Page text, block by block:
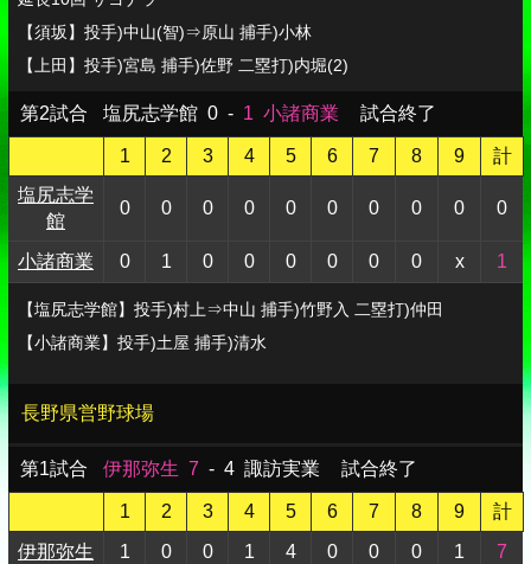
【須坂】投手)中山(智)⇒原山 捕手)小林
【上田】投手)宮島 捕手)佐野 二塁打)内堀(2)
第2試合 塩尻志学館 0 - 1 小諸商業 試合終了
1 2 3 4 5 6 7 8 9
計
塩尻志学
館
0 0 0 0 0 0 0 0 0 0
小諸商業 0 1 0 0 0 0 0 0 x 1
【塩尻志学館】投手)村上⇒中山 捕手)竹野入 二塁打)仲田
【小諸商業】投手)土屋 捕手)清水
長野県営野球場
第1試合 伊那弥生 7 - 4 諏訪実業 試合終了
1 2 3 4 5 6 7 8 9
計
伊那弥生
1 0 0 1 4 0 0 0 1 7